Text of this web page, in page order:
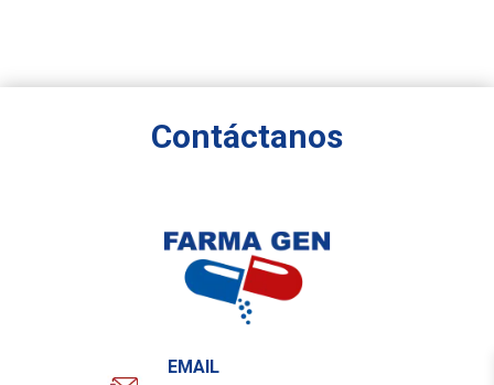
Contáctanos
EMAIL